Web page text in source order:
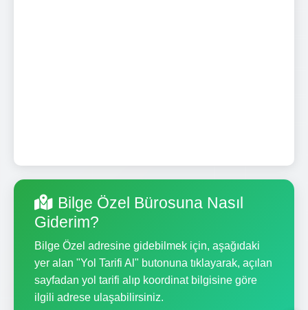
Bilge Özel Bürosuna Nasıl
Giderim?
Bilge Özel adresine gidebilmek için, aşağıdaki
yer alan "Yol Tarifi Al" butonuna tıklayarak, açılan
sayfadan yol tarifi alıp koordinat bilgisine göre
ilgili adrese ulaşabilirsiniz.